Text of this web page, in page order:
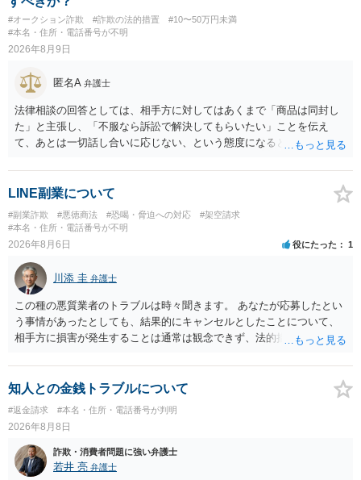
事事件として、損害賠償請求や貸金返還請求等により、裁判所を通じ
て返金を求める方法も考えられますが、結局は相手方に資力があるか
否かにより結論が分かれます。
#オークション詐欺 #詐欺の法的措置
#10〜50万円未満
#本名・住所・電話番号が不明
2026年8月9日
匿名A 弁護士
法律相談の回答としては、相手方に対してはあくまで「商品は同封し
た」と主張し、「不服なら訴訟で解決してもらいたい」ことを伝え
て、あとは一切話し合いに応じない、という態度になると思います。
可能性もありますが、「返金は絶対にしたくありません」ということ
であれば、徹底的に強気で対応することになるでしょう。
LINE副業について
#副業詐欺 #悪徳商法 #恐喝・脅迫への対応
#架空請求
#本名・住所・電話番号が不明
2026年8月6日 役にたった 1
川添 圭 弁護士
この種の悪質業者のトラブルは時々聞きます。 あなたが応募したとい
う事情があったとしても、結果的にキャンセルとしたことについて、
相手方に損害が発生することは通常は観念できず、法的措置を採って
ず、最寄りの消費生活センターへ相談し、連絡を無視してよいかどう
かのアドバイスを受けられることをお勧めします。しつこいようであ
れば、弁護士へ依頼して警告してもらうことも必要になるかもしれま
せん。
知人との金銭トラブルについて
#返金請求 #本名・住所・電話番号が判明
2026年8月8日
詐欺・消費者問題に強い弁護士
若井 亮 弁護士